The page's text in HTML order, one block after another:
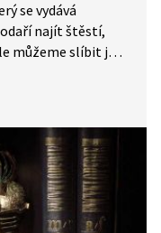
se vydává
najít štěstí,
můžeme slíbit je,
je vyprávěn